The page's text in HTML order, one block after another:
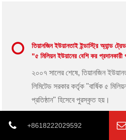
তিয়ানজিন ইউয়ানতাই ইন্ডাস্ট্রি অ্যান্ড
"৫ মিলিয়ন ইউয়ানের বেশি কর
২০০৭ সালের শেষে, তিয়ানজিন
লিমিটেড সরকার কর্তৃক "বার্ষিক ৫
প্রতিষ্ঠান" হিসেবে পুরস্কৃত হয়।
+8618222029592